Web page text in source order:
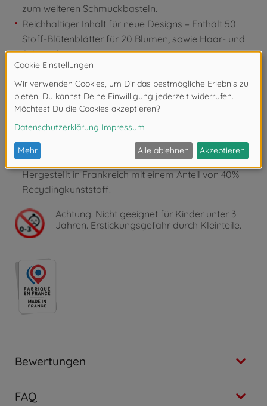
zum weiteren Schmuckbasteln.
Reichhaltiger Inhalt für neue Designs – Enthält 50
Stoff-Blütenblätter für 20 Blumen, sowie Haar- und
Schmuckaccessoires.
Accessoires mit vielen Einsatzmöglichkeiten –
Haarreif, Armband, Ringe & Clips, die an Kleidung,
Taschen oder Haaren getragen werden – ganz
individuell.
Kreativer Bastelspaß ab 3 Jahren – Fördert
Fantasie, Fingerfertigkeit & Stilgefühl – ideal für
Kinder, die gerne gestalten & sich schmücken.
Hergestellt in Frankreich mit einem Anteil von 40%
Recyclingkunststoff.
Achtung! Nicht geeignet für Kinder unter 3
Jahren. Erstickungsgefahr durch Kleinteile.
Bewertungen
FAQ